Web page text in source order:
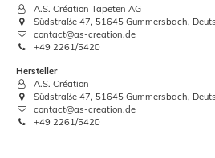
A.S. Création Tapeten AG
Südstraße 47, 51645 Gummersbach,
contact@as-creation.de
+49 2261/5420
Hersteller
A.S. Création
Südstraße 47, 51645 Gummersbach,
contact@as-creation.de
+49 2261/5420